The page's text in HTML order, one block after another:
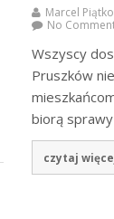
Marcel
No
Wszyscy
Pruszków
biorą
czytaj